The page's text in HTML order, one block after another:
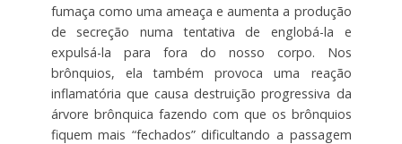
fumaça como uma ameaça e aumenta a produção
de secreção numa tentativa de englobá-la e
expulsá-la para fora do nosso corpo. Nos
brônquios, ela também provoca uma reação
inflamatória que causa destruição progressiva da
árvore brônquica fazendo com que os brônquios
fiquem mais “fechados” dificultando a passagem